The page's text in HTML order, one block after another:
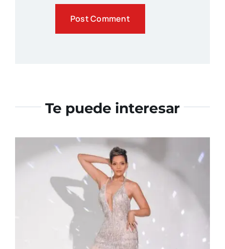
Te puede interesar